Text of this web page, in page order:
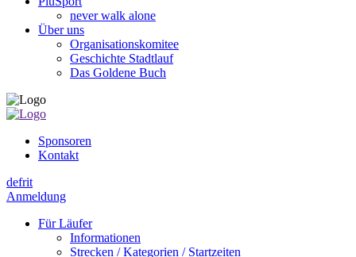
never walk alone
Über uns
Organisationskomitee
Geschichte Stadtlauf
Das Goldene Buch
Sponsoren
Kontakt
defrit
Anmeldung
Für Läufer
Informationen
Strecken / Kategorien / Startzeiten